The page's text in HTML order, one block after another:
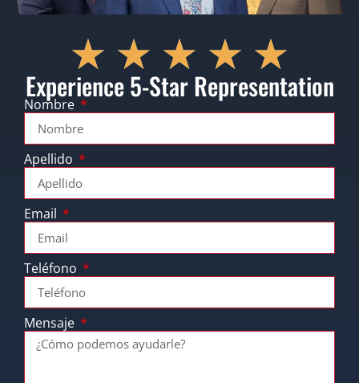
Experience 5-Star Representation
Nombre
Apellido
Email
Teléfono
Mensaje